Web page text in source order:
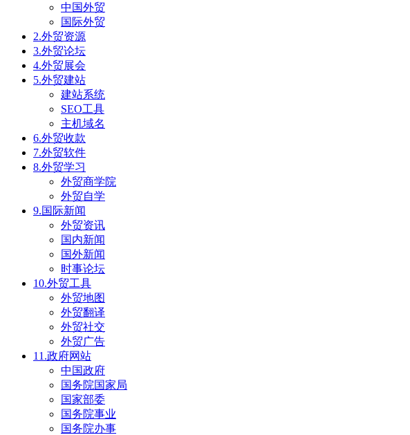
中国外贸
国际外贸
2.外贸资源
3.外贸论坛
4.外贸展会
5.外贸建站
建站系统
SEO工具
主机域名
6.外贸收款
7.外贸软件
8.外贸学习
外贸商学院
外贸自学
9.国际新闻
外贸资讯
国内新闻
国外新闻
时事论坛
10.外贸工具
外贸地图
外贸翻译
外贸社交
外贸广告
11.政府网站
中国政府
国务院国家局
国家部委
国务院事业
国务院办事